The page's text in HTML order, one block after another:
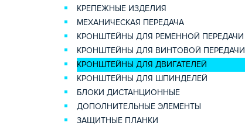
КРЕПЕЖНЫЕ ИЗДЕЛИЯ
МЕХАНИЧЕСКАЯ ПЕРЕДАЧА
КРОНШТЕЙНЫ ДЛЯ РЕМЕННОЙ ПЕРЕДАЧИ
КРОНШТЕЙНЫ ДЛЯ ВИНТОВОЙ ПЕРЕДАЧИ
КРОНШТЕЙНЫ ДЛЯ ДВИГАТЕЛЕЙ
КРОНШТЕЙНЫ ДЛЯ ШПИНДЕЛЕЙ
БЛОКИ ДИСТАНЦИОННЫЕ
ДОПОЛНИТЕЛЬНЫЕ ЭЛЕМЕНТЫ
ЗАЩИТНЫЕ ПЛАНКИ